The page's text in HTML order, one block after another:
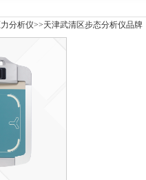
分析仪>>天津武清区步态分析仪品牌